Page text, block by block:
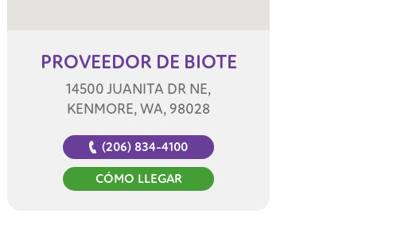
PROVEEDOR DE BIOTE
14500 JUANITA DR NE,
KENMORE, WA, 98028
(206) 834-4100
CÓMO LLEGAR